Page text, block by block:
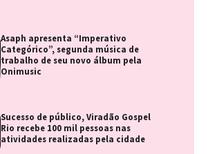
Asaph apresenta “Imperativo
Categórico”, segunda música de
trabalho de seu novo álbum pela
Onimusic
Sucesso de público, Viradão Gospel
Rio recebe 100 mil pessoas nas
atividades realizadas pela cidade